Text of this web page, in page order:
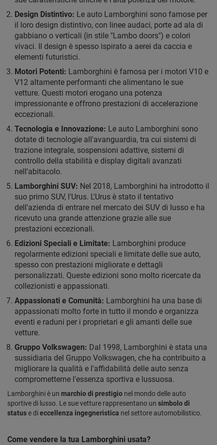
Design Distintivo: Le auto Lamborghini sono famose per
il loro design distintivo, con linee audaci, porte ad ala di
gabbiano o verticali (in stile "Lambo doors") e colori
vivaci. Il design è spesso ispirato a aerei da caccia e
elementi futuristici.
Motori Potenti: Lamborghini è famosa per i motori V10 e
V12 altamente performanti che alimentano le sue
vetture. Questi motori erogano una potenza
impressionante e offrono prestazioni di accelerazione
eccezionali.
Tecnologia e Innovazione: Le auto Lamborghini sono
dotate di tecnologie all'avanguardia, tra cui sistemi di
trazione integrale, sospensioni adattive, sistemi di
controllo della stabilità e display digitali avanzati
nell'abitacolo.
Lamborghini SUV: Nel 2018, Lamborghini ha introdotto il
suo primo SUV, l'Urus. L'Urus è stato il tentativo
dell'azienda di entrare nel mercato dei SUV di lusso e ha
ricevuto una grande attenzione grazie alle sue
prestazioni eccezionali.
Edizioni Speciali e Limitate: Lamborghini produce
regolarmente edizioni speciali e limitate delle sue auto,
spesso con prestazioni migliorate e dettagli
personalizzati. Queste edizioni sono molto ricercate da
collezionisti e appassionati.
Appassionati e Comunità: Lamborghini ha una base di
appassionati molto forte in tutto il mondo e organizza
eventi e raduni per i proprietari e gli amanti delle sue
vetture.
Gruppo Volkswagen: Dal 1998, Lamborghini è stata una
sussidiaria del Gruppo Volkswagen, che ha contribuito a
migliorare la qualità e l'affidabilità delle auto senza
comprometterne l'essenza sportiva e lussuosa.
Lamborghini è un marchio di prestigio nel mondo delle auto
sportive di lusso. Le sue vetture rappresentano un simbolo di
statuse dieccellenza ingegneristica nel settore automobilistico.
Come vendere la tua Lamborghini usata?